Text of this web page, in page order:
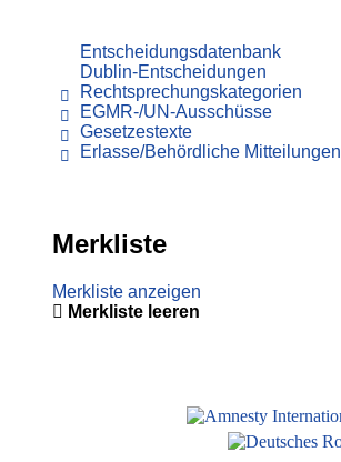
Entscheidungsdatenbank
Dublin-Entscheidungen
Rechtsprechungskategorien
EGMR-/UN-Ausschüsse
Gesetzestexte
Erlasse/Behördliche Mitteilungen
Merkliste
Merkliste anzeigen
Merkliste leeren